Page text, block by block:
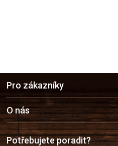
a
t
í
Pro zákazníky
O nás
Potřebujete poradit?